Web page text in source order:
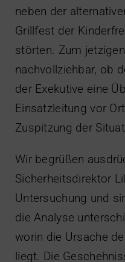
neben der
Grillfest der
störten. Zum
nachvollziehbar, ob
der Exekutive eine
Einsatzleitung vor
Zuspitzung der
Wir begrüßen
Sicherheitsdirektor
Untersuchung und
die Analyse
worin die Ursache
liegt. Die